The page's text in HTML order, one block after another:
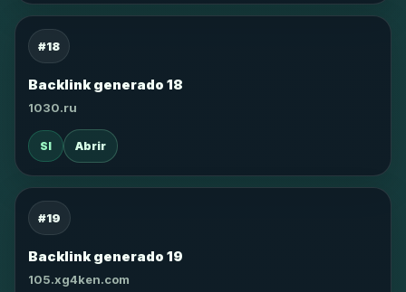
#18
Backlink generado 18
1030.ru
SI Abrir
#19
Backlink generado 19
105.xg4ken.com